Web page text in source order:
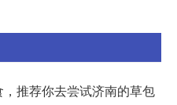
推荐你去尝试济南的草包